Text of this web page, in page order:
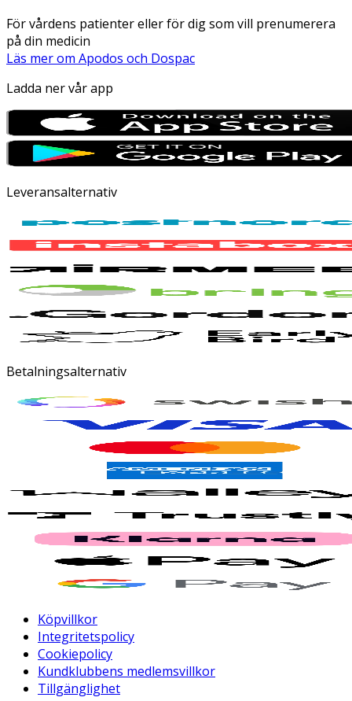
För vårdens patienter eller för dig som vill prenumerera
på din medicin
Läs mer om Apodos och Dospac
Ladda ner vår app
Leveransalternativ
Betalningsalternativ
Köpvillkor
Integritetspolicy
Cookiepolicy
Kundklubbens medlemsvillkor
Tillgänglighet